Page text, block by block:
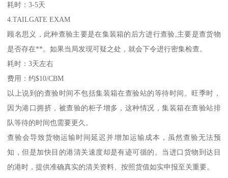
耗时：3-5天
4.TAILGATE EXAM
顾名思义，此种查验主要是在集装箱的后方进行查验,主要是查货物
是否存在**。如果当局发现可疑之处，就会下令进行密集检查。
耗时：3天左右
费用：约$10/CBM
以上说到的查验时间不包括集装箱在查验站的等待时间。旺季时，
因为港口拥挤，被查验的柜子增多，这种情况，集装箱在查验站排
队等待的时间也需要更久。
查验会导致货物运输时间延迟并增加运输成本，虽然查验无法预
知，但是加快目的港清关速度却是有迹可循的。当进口货物到达目
的港时，提供准确真实的清关资料、按照货值如实申报至关重要。